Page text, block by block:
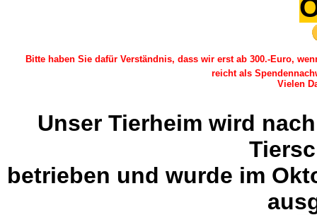
Bitte haben Sie dafür Verständnis, dass wir erst ab 300.-Euro,
reicht als
Vielen
Unser Tierheim wird nach
betrieben und wurde im Okt